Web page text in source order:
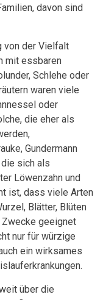
davon sind
von der Vielfalt
mit essbaren
Schlehe oder
waren viele
oder
die eher als
Gundermann
die sich als
Löwenzahn und
ist, dass viele Arten
Blätter, Blüten
Zwecke geeignet
nur für würzige
ein wirksames
über die